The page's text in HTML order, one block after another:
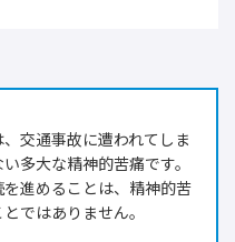
交通事故に遭われてしま
多大な精神的苦痛です。
進めることは、精神的苦
ではありません。